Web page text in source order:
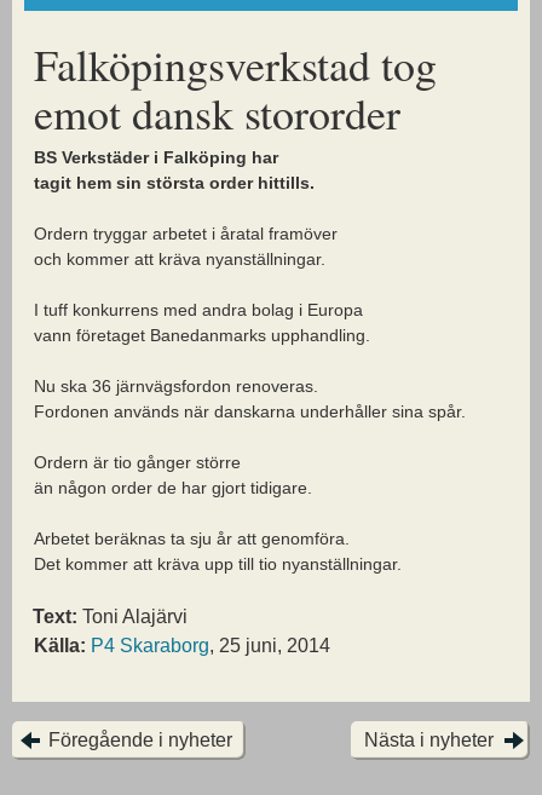
Falköpingsverkstad tog
emot dansk stororder
BS Verkstäder i Falköping har
tagit hem sin största order hittills.
Ordern tryggar arbetet i åratal framöver
och kommer att kräva nyanställningar.
I tuff konkurrens med andra bolag i Europa
vann företaget Banedanmarks upphandling.
Nu ska 36 järnvägsfordon renoveras.
Fordonen används när danskarna underhåller sina spår.
Ordern är tio gånger större
än någon order de har gjort tidigare.
Arbetet beräknas ta sju år att genomföra.
Det kommer att kräva upp till tio nyanställningar.
Text: Toni Alajärvi
Källa: P4 Skaraborg, 25 juni, 2014
Föregående i nyheter Nästa i nyheter